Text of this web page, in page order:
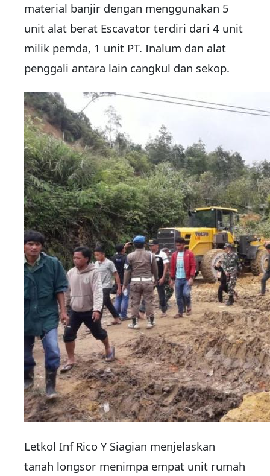
material banjir dengan menggunakan 5
unit alat berat Escavator terdiri dari 4 unit
milik pemda, 1 unit PT. Inalum dan alat
penggali antara lain cangkul dan sekop.
Letkol Inf Rico Y Siagian menjelaskan
tanah longsor menimpa empat unit rumah